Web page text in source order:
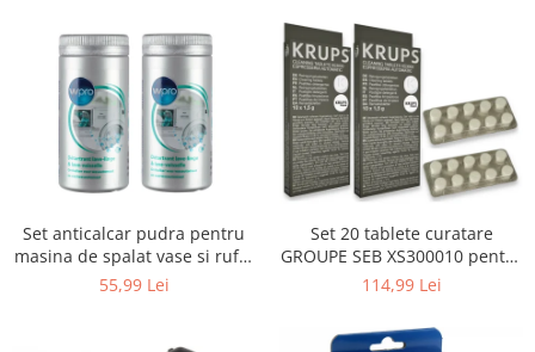
Wearable & Gadgeturi
Electrocasnice & Climatizare
Accesorii si piese masini spalat
rufe si uscatoare
Accesorii si piese masini spalat
Aparate Racire Aer
Aragaze si cuptoare cu microunde
Set anticalcar pudra pentru
masina de spalat vase si rufe,
WPRO 484000008416, 2 x 250g
55,99 Lei
Set 20 tablete curatare
GROUPE SEB XS300010 pentru
espressoare Krups (2x10
114,99 Lei